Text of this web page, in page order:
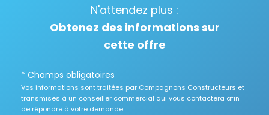
N'attendez plus :
Obtenez des informations sur
cette offre
* Champs obligatoires
Vos informations sont traitées par Compagnons Constructeurs et
transmises à un conseiller commercial qui vous contactera afin
de répondre à votre demande.